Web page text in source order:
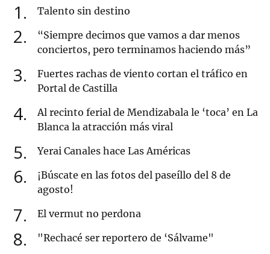
1 Talento sin destino
2
“Siempre decimos que vamos a dar menos
conciertos, pero terminamos haciendo más”
3
Fuertes rachas de viento cortan el tráfico en
Portal de Castilla
4
Al recinto ferial de Mendizabala le ‘toca’ en La
Blanca la atracción más viral
5 Yerai Canales hace Las Américas
6
¡Búscate en las fotos del paseíllo del 8 de
agosto!
7 El vermut no perdona
8 "Rechacé ser reportero de ‘Sálvame"